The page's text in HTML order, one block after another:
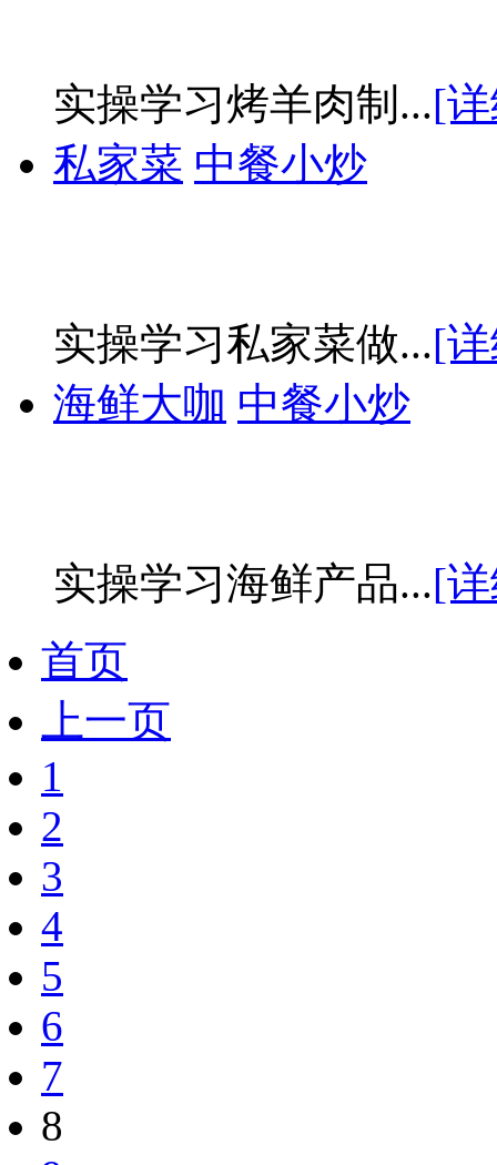
实操学习烤羊肉制...[
私家菜 中餐小炒
实操学习私家菜做...[
海鲜大咖 中餐小炒
实操学习海鲜产品...[
首页
上一页
1
2
3
4
5
6
7
8